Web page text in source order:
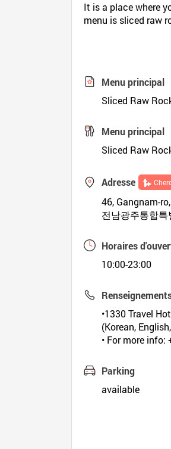
It is a place where
menu is sliced raw
Menu principal
Sliced Raw
Menu principal
Sliced Raw
Adresse
46, Gangnam-
전남광주통합
Horaires
10:00-23:00
•1330 Travel
(Korean,
• For more info:
Parking
available